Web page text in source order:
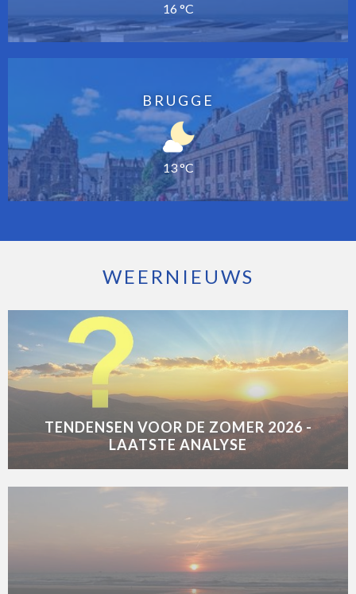
16 °C
BRUGGE
13 °C
WEERNIEUWS
TENDENSEN VOOR DE ZOMER 2026 -
LAATSTE ANALYSE